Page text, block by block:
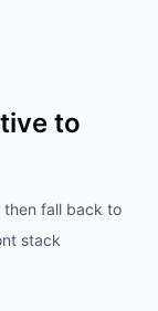
to
then fall back to
stack